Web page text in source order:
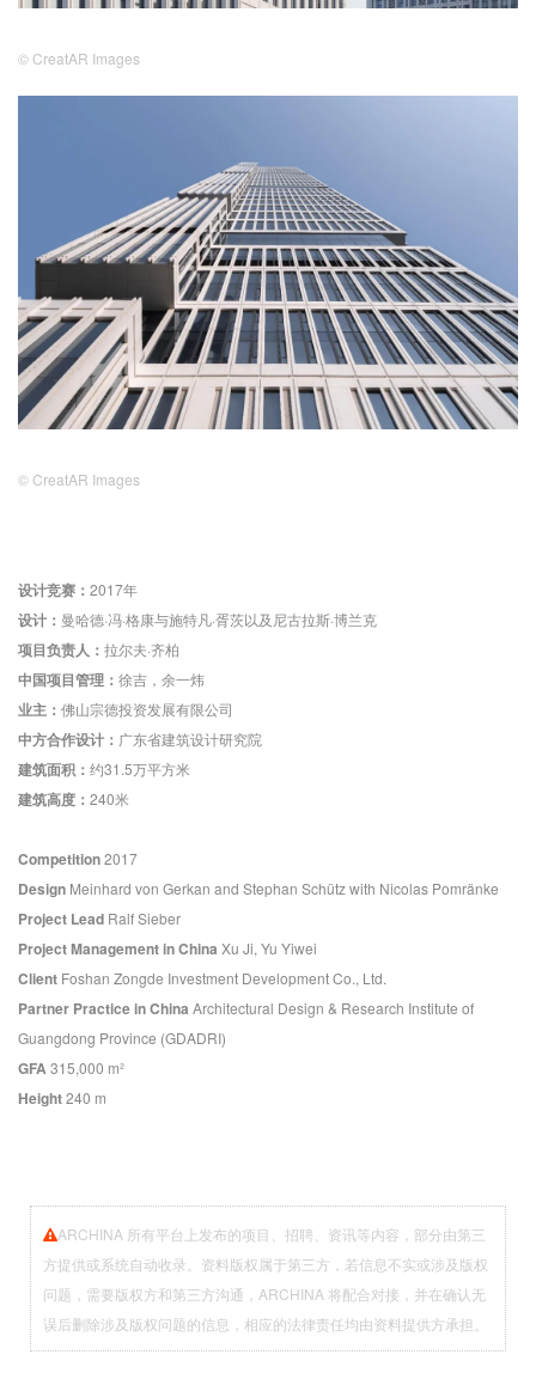
© CreatAR Images
© CreatAR Images
设计竞赛： 2017年
设计： 曼哈德·冯·格康与施特凡·胥茨以及尼古拉斯·博兰克
项目负责人： 拉尔夫·齐柏
中国项目管理： 徐吉，余一炜
业主： 佛山宗德投资发展有限公司
中方合作设计： 广东省建筑设计研究院
建筑面积： 约31.5万平方米
建筑高度： 240米
Competition2017
Design Meinhard von Gerkan and Stephan Schütz with Nicolas Pomränke
Project Lead Ralf Sieber
Project Management in China Xu Ji, Yu Yiwei
Client Foshan Zongde Investment Development Co., Ltd.
Partner Practice in China Architectural Design & Research Institute of
Guangdong Province (GDADRI)
GFA315,000 m²
Height240 m
ARCHINA 所有平台上发布的项目、招聘、资讯等内容，部分由第三
方提供或系统自动收录。资料版权属于第三方，若信息不实或涉及版权
问题，需要版权方和第三方沟通，ARCHINA 将配合对接，并在确认无
误后删除涉及版权问题的信息，相应的法律责任均由资料提供方承担。